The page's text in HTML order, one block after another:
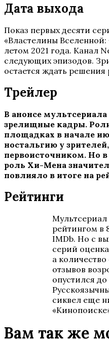
Дата выхода
Показ первых десяти
«Властелины
летом 2021 года. Канал
следующих эпизодов.
остается ждать решения
Трейлер
В анонсе
зрелищные кадры.
площадках в начале
ностальгию у
первоисточником. Но
роль Хи-Мена
повлияло в итоге на
Рейтинги
Мультсериал
рейтингом в
IMDb. Но с
серий
а
отзывов
опустился до
сиквел еще
Вам так же